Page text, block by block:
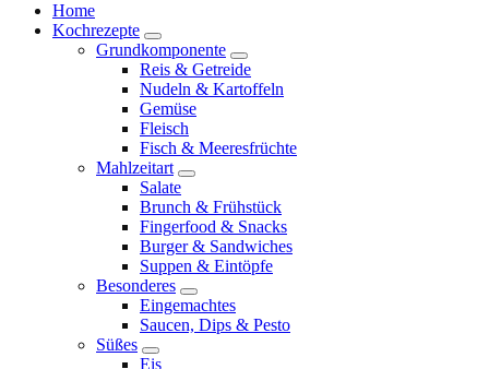
Home
Kochrezepte
expand
child
menu
Grundkomponente
expand
child
menu
Reis & Getreide
Nudeln & Kartoffeln
Gemüse
Fleisch
Fisch & Meeresfrüchte
Mahlzeitart
expand
child
menu
Salate
Brunch & Frühstück
Fingerfood & Snacks
Burger & Sandwiches
Suppen & Eintöpfe
Besonderes
expand
child
menu
Eingemachtes
Saucen, Dips & Pesto
Süßes
expand
Eis